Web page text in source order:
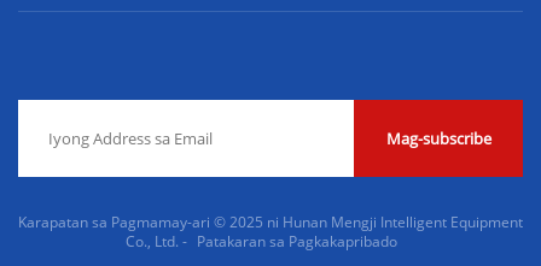
Mag-subscribe
Karapatan sa Pagmamay-ari © 2025 ni Hunan Mengji Intelligent Equipment
Co., Ltd. - Patakaran sa Pagkakapribado